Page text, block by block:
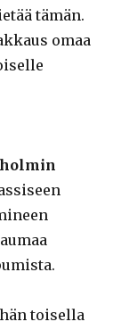
tämän.
omaa
toisella